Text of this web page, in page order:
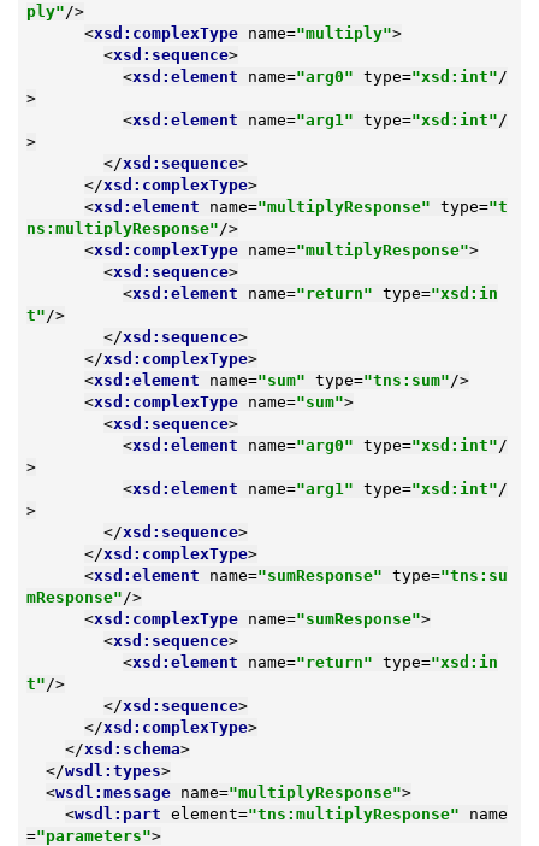
ply" />
<xsd:complexType name="multiply">
<xsd:sequence>
<xsd:element name="arg0" type="xsd:int" /
>
<xsd:element name="arg1" type="xsd:int" /
>
</xsd:sequence>
</xsd:complexType>
<xsd:element name="multiplyResponse" type="t
ns:multiplyResponse" />
<xsd:complexType name="multiplyResponse">
<xsd:sequence>
<xsd:element name="return" type="xsd:in
t" />
</xsd:sequence>
</xsd:complexType>
<xsd:element name="sum" type="tns:sum" />
<xsd:complexType name="sum">
<xsd:sequence>
<xsd:element name="arg0" type="xsd:int" /
>
<xsd:element name="arg1" type="xsd:int" /
>
</xsd:sequence>
</xsd:complexType>
<xsd:element name="sumResponse" type="tns:su
mResponse" />
<xsd:complexType name="sumResponse">
<xsd:sequence>
<xsd:element name="return" type="xsd:in
t" />
</xsd:sequence>
</xsd:complexType>
</xsd:schema>
</wsdl:types>
<wsdl:message name="multiplyResponse">
<wsdl:part element="tns:multiplyResponse"
name
="parameters">